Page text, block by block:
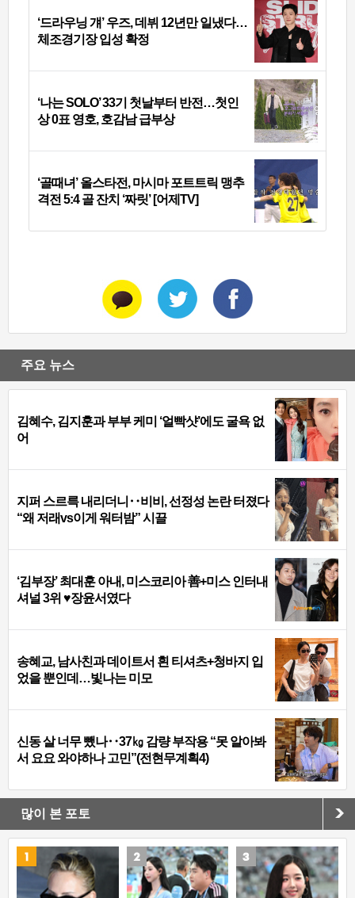
‘드라우닝 걔’ 우즈, 데뷔 12년만 일냈다…
체조경기장 입성 확정
‘나는 SOLO’ 33기 첫날부터 반전…첫인
상 0표 영호, 호감남 급부상
‘골때녀’ 올스타전, 마시마 포트트릭 맹추
격전 5:4 골 잔치 ‘짜릿’ [어제TV]
주요 뉴스
김혜수, 김지훈과 부부 케미 ‘얼빡샷’에도 굴욕 없
어
지퍼 스르륵 내리더니‥비비, 선정성 논란 터졌다
“왜 저래vs이게 워터밤” 시끌
‘김부장’ 최대훈 아내, 미스코리아 善+미스 인터내
셔널 3위 ♥장윤서였다
송혜교, 남사친과 데이트서 흰 티셔츠+청바지 입
었을 뿐인데…빛나는 미모
신동 살 너무 뺐나‥37㎏ 감량 부작용 “못 알아봐
서 요요 와야하나 고민”(전현무계획4)
많이 본 포토